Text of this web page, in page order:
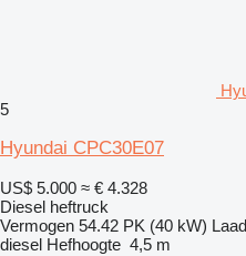
5
Hyundai CPC30E07
US$ 5.000 ≈ € 4.328
Diesel heftruck
Vermogen 54.42 PK (40 kW)
diesel Hefhoogte 4,5 m